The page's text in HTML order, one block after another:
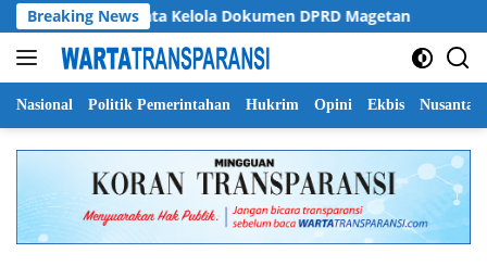
Langsung
ke
konten
Breaking News
Soroti Tata Kelola Dokumen DPRD Magetan
Nasional Politik Pemerintahan Hukrim Opini Ekbis Nusantara